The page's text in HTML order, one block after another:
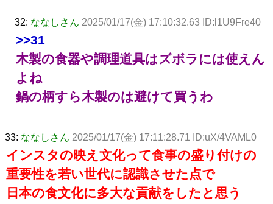
32: ななしさん 2025/01/17(金) 17:10:32.63 ID:l1U9Fre40
>>31
木製の食器や調理道具はズボラには使えん
よね
鍋の柄すら木製のは避けて買うわ
33: ななしさん 2025/01/17(金) 17:11:28.71 ID:uX/4VAML0
インスタの映え文化って食事の盛り付けの
重要性を若い世代に認識させた点で
日本の食文化に多大な貢献をしたと思う